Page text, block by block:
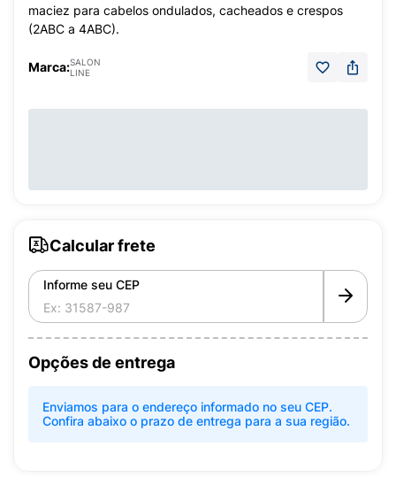
maciez para cabelos ondulados, cacheados e crespos
(2ABC a 4ABC).
Marca:SALON
LINE
Calcular frete
Informe seu CEP
Opções de entrega
Enviamos para o endereço informado no seu CEP.
Confira abaixo o prazo de entrega para a sua região.